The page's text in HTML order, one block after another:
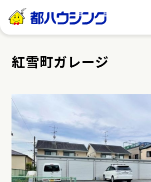
都ハウジング
紅雪町ガレージ